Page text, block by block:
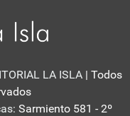
LA ISLA | Todos
Sarmiento 581 - 2º